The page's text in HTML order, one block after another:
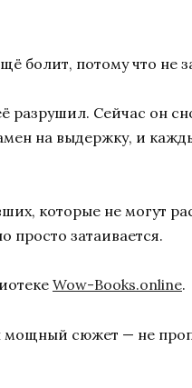
болит, потому что не
разрушил. Сейчас он
на выдержку, и
которые не могут
просто затаивается.
Wow-Books.online.
мощный сюжет — не